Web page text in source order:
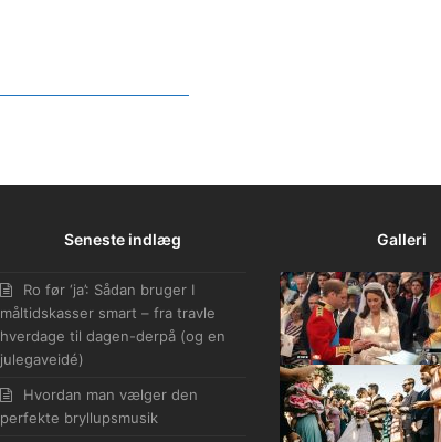
Seneste indlæg
Ro før ‘ja’: Sådan bruger I
måltidskasser smart – fra travle
hverdage til dagen-derpå (og en
julegaveidé)
Hvordan man vælger den
perfekte bryllupsmusik
Galleri